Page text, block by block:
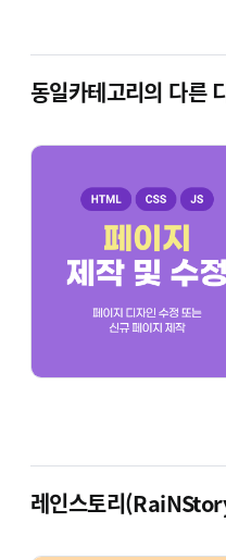
부분 또는 전체 적
국문, 영문 구분
그 외 가능한 서비스
쇼핑몰의 신규 제
텍스트나 버튼 등
메인 배너, 슬라
기본 템플릿의 수정
동일카테고리의 다른
레인스토리